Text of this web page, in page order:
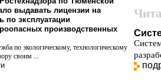
выдавать лицензии на
по эксплуатации
производственных
по экологическому, технологическому
своим ...